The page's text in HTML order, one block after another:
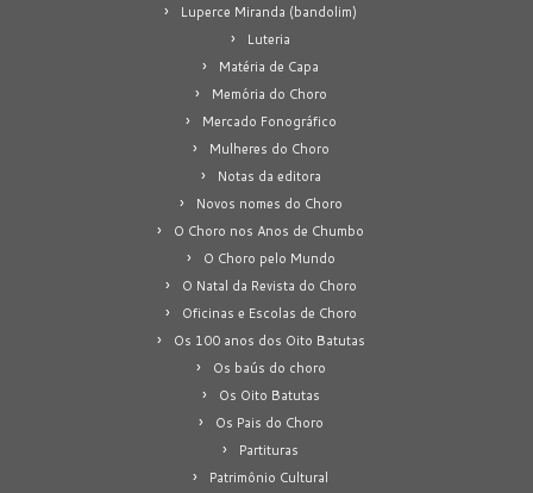
Luperce Miranda (bandolim)
Luteria
Matéria de Capa
Memória do Choro
Mercado Fonográfico
Mulheres do Choro
Notas da editora
Novos nomes do Choro
O Choro nos Anos de Chumbo
O Choro pelo Mundo
O Natal da Revista do Choro
Oficinas e Escolas de Choro
Os 100 anos dos Oito Batutas
Os baús do choro
Os Oito Batutas
Os Pais do Choro
Partituras
Patrimônio Cultural